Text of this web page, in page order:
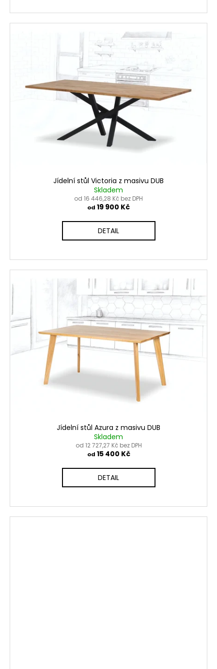
Jídelní stůl Victoria z masivu DUB
Skladem
od 16 446,28 Kč bez DPH
od 19 900 Kč
DETAIL
Jídelní stůl Azura z masivu DUB
Skladem
od 12 727,27 Kč bez DPH
od 15 400 Kč
DETAIL